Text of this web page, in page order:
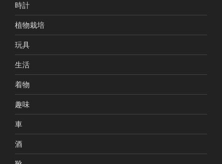
時計
植物栽培
玩具
生活
着物
趣味
車
酒